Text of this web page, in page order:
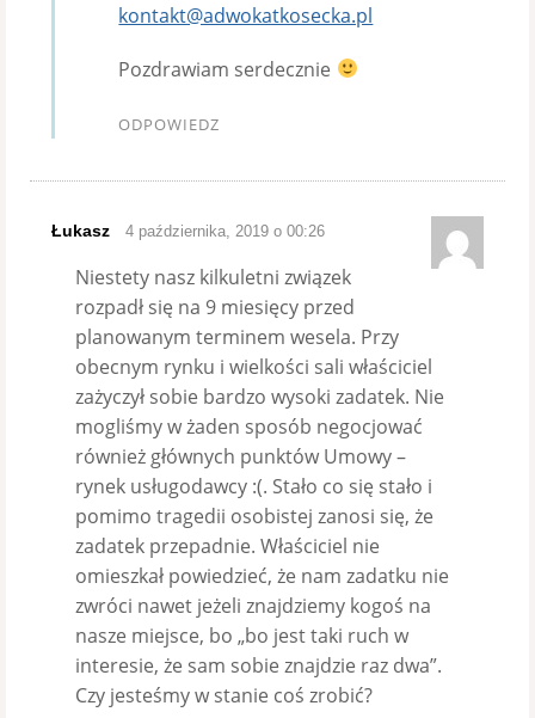
kontakt@adwokatkosecka.pl
Pozdrawiam serdecznie
ODPOWIEDZ
Łukasz 4 października, 2019 o 00:26
Niestety nasz kilkuletni związek
rozpadł się na 9 miesięcy przed
planowanym terminem wesela. Przy
obecnym rynku i wielkości sali właściciel
zażyczył sobie bardzo wysoki zadatek. Nie
mogliśmy w żaden sposób negocjować
również głównych punktów Umowy –
rynek usługodawcy :(. Stało co się stało i
pomimo tragedii osobistej zanosi się, że
zadatek przepadnie. Właściciel nie
omieszkał powiedzieć, że nam zadatku nie
zwróci nawet jeżeli znajdziemy kogoś na
nasze miejsce, bo „bo jest taki ruch w
interesie, że sam sobie znajdzie raz dwa”.
Czy jesteśmy w stanie coś zrobić?